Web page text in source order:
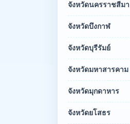
จังหวัดนครราชสีมา
จังหวัดบึงกาฬ
จังหวัดบุรีรัมย์
จังหวัดมหาสารคาม
จังหวัดมุกดาหาร
จังหวัดยโสธร